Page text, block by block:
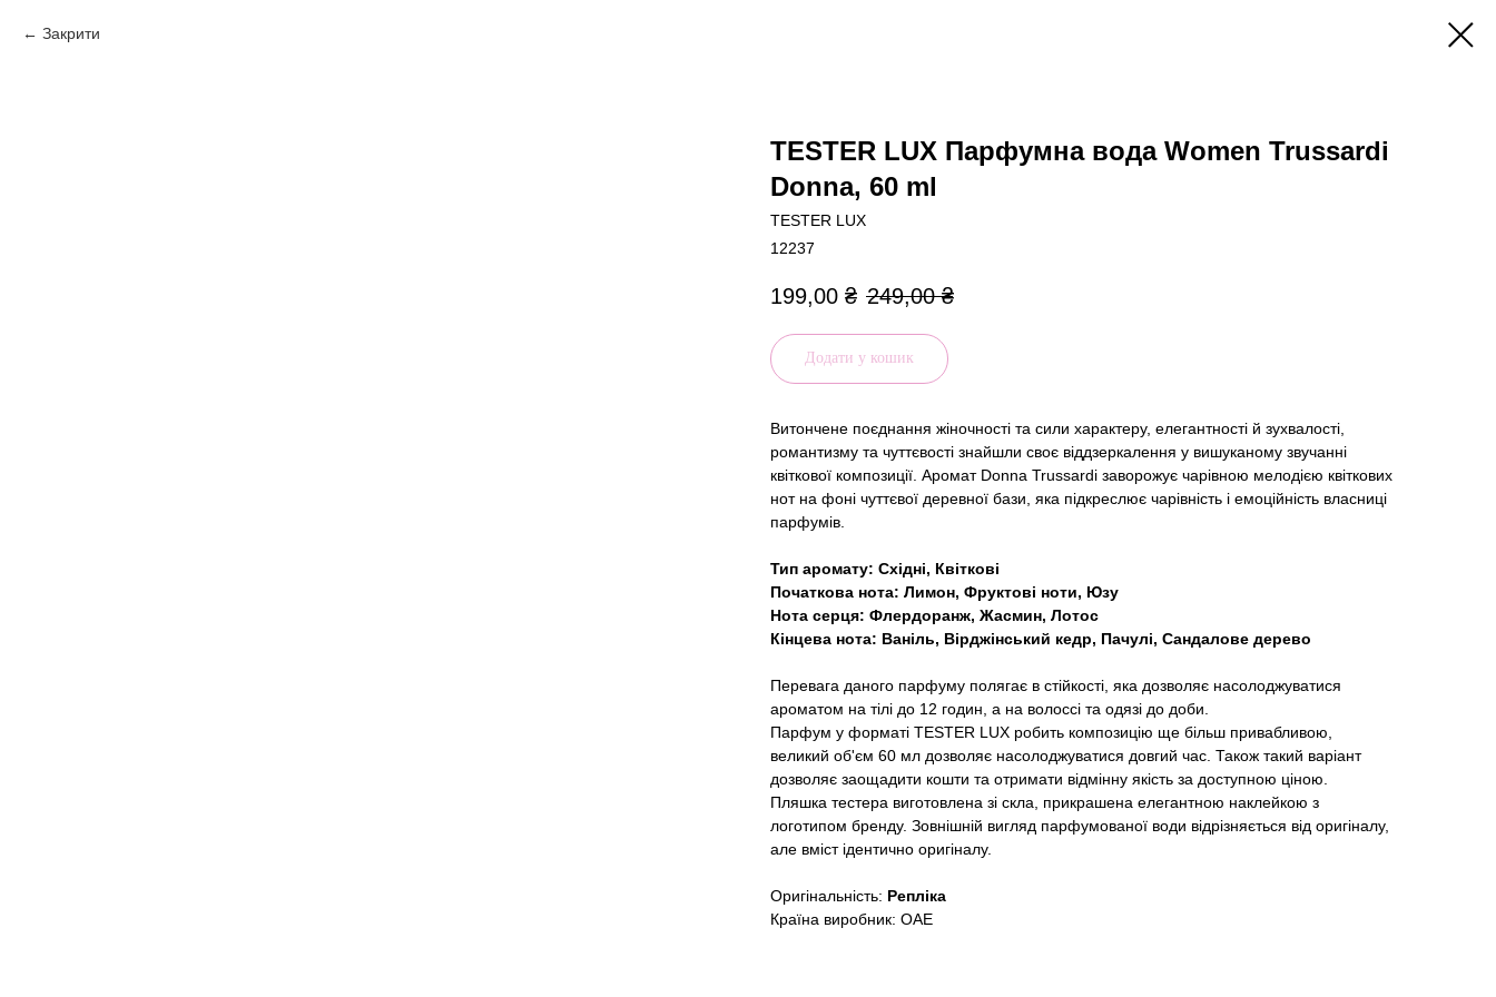
Закрити
TESTER LUX Парфумна вода Women Trussardi
Donna, 60 ml
TESTER LUX
12237
199,00 ₴ 249,00 ₴
Додати у кошик
Витончене поєднання жіночності та сили характеру, елегантності й зухвалості,
романтизму та чуттєвості знайшли своє віддзеркалення у вишуканому звучанні
квіткової композиції. Аромат Donna Trussardi заворожує чарівною мелодією квіткових
нот на фоні чуттєвої деревної бази, яка підкреслює чарівність і емоційність власниці
парфумів.
Тип аромату: Східні, Квіткові
Початкова нота: Лимон, Фруктові ноти, Юзу
Нота серця: Флердоранж, Жасмин, Лотос
Кінцева нота: Ваніль, Вірджінський кедр, Пачулі, Сандалове дерево
Перевага даного парфуму полягає в стійкості, яка дозволяє насолоджуватися
ароматом на тілі до 12 годин, а на волоссі та одязі до доби.
Парфум у форматі TESTER LUX робить композицію ще більш привабливою,
великий об'єм 60 мл дозволяє насолоджуватися довгий час. Також такий варіант
дозволяє заощадити кошти та отримати відмінну якість за доступною ціною.
Пляшка тестера виготовлена зі скла, прикрашена елегантною наклейкою з
логотипом бренду. Зовнішній вигляд парфумованої води відрізняється від оригіналу,
але вміст ідентично оригіналу.
Оригінальність: Репліка
Країна виробник: ОАЕ